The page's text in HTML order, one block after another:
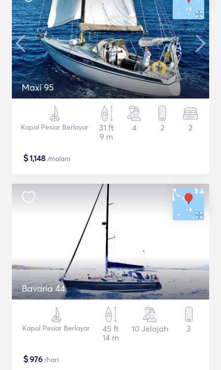
Maxi 95
Kapal Pesiar Berlayar
31 ft
9 m
4 2 2
$1,148 /malam
Bavaria 44
Kapal Pesiar Berlayar
45 ft
14 m
10 Jelajah 3
$976 /hari